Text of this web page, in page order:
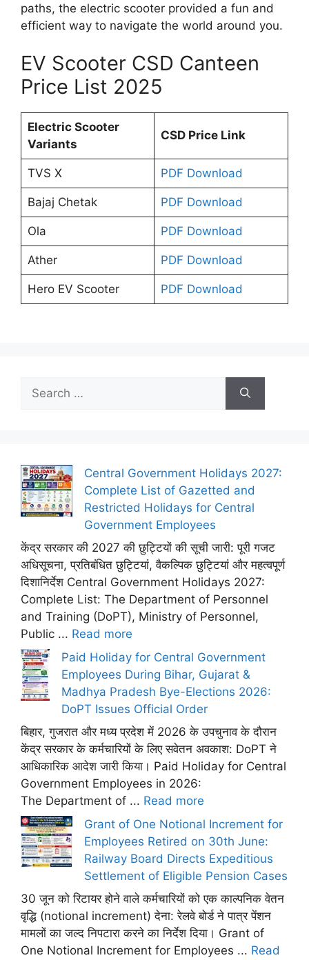
paths, the electric scooter provided a fun and
efficient way to navigate the world around you.
EV Scooter CSD Canteen
Price List 2025
Electric Scooter
Variants
CSD Price Link
TVS X PDF Download
Bajaj Chetak PDF Download
Ola PDF Download
Ather PDF Download
Hero EV Scooter PDF Download
for:
Central Government Holidays 2027:
Complete List of Gazetted and
Restricted Holidays for Central
Government Employees
केंद्र सरकार की 2027 की छुट्टियों की सूची जारी: पूरी गजट
अधिसूचना, प्रतिबंधित छुट्टियां, वैकल्पिक छुट्टियां और महत्वपूर्ण
दिशानिर्देश Central Government Holidays 2027:
Complete List: The Department of Personnel
and Training (DoPT), Ministry of Personnel,
Public ... Read more
Paid Holiday for Central Government
Employees During Bihar, Gujarat &
Madhya Pradesh Bye-Elections 2026:
DoPT Issues Official Order
बिहार, गुजरात और मध्य प्रदेश में 2026 के उपचुनाव के दौरान
केंद्र सरकार के कर्मचारियों के लिए सवेतन अवकाश: DoPT ने
आधिकारिक आदेश जारी किया। Paid Holiday for Central
Government Employees in 2026:
The Department of ... Read more
Grant of One Notional Increment for
Employees Retired on 30th June:
Railway Board Directs Expeditious
Settlement of Eligible Pension Cases
30 जून को रिटायर होने वाले कर्मचारियों को एक काल्पनिक वेतन
वृद्धि (notional increment) देना: रेलवे बोर्ड ने पात्र पेंशन
मामलों का जल्द निपटारा करने का निर्देश दिया। Grant of
One Notional Increment for Employees ... Read